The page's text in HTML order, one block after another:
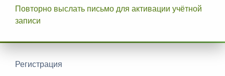
Повторно выслать письмо для активации учётной
записи
Регистрация